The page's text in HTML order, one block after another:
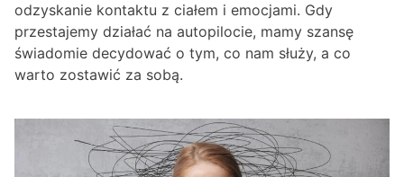
odzyskanie kontaktu z ciałem i emocjami. Gdy
przestajemy działać na autopilocie, mamy szansę
świadomie decydować o tym, co nam służy, a co
warto zostawić za sobą.